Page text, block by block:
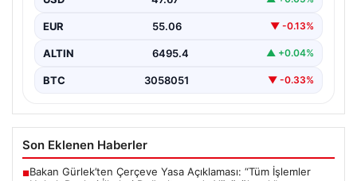
ikramiyesi…
EUR 55.06 ▼ -0.13%
ALTIN 6495.4 ▲ +0.04%
BTC 3058051 ▼ -0.33%
Son Eklenen Haberler
■Bakan Gürlek’ten Çerçeve Yasa Açıklaması: “Tüm İşlemler